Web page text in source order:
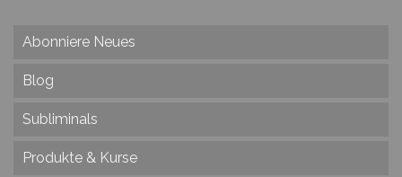
Abonniere Neues
Blog
Subliminals
Produkte & Kurse